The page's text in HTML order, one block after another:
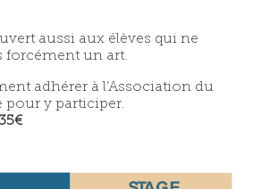
aussi aux élèves qui ne
forcément un art.
adhérer à l’Association du
pour y participer.